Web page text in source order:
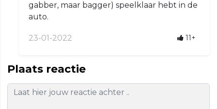
gabber, maar bagger) speelklaar hebt in de
auto.
23-01-2022 11+
Plaats reactie